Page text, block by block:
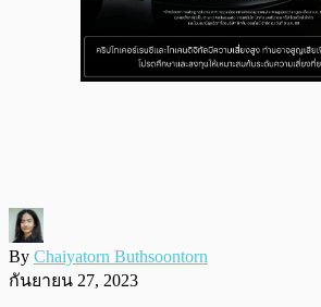
By Chaiyatorn Buthsoontorn
กันยายน 27, 2023